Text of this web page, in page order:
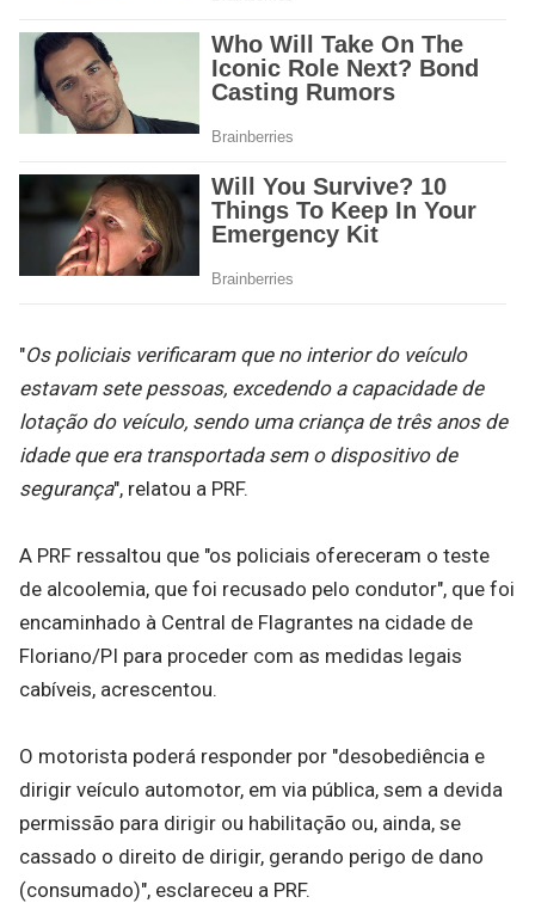
"Os policiais verificaram que no interior do veículo
estavam sete pessoas, excedendo a capacidade de
lotação do veículo, sendo uma criança de três anos de
idade que era transportada sem o dispositivo de
segurança", relatou a PRF.
A PRF ressaltou que "os policiais ofereceram o teste
de alcoolemia, que foi recusado pelo condutor", que foi
encaminhado à Central de Flagrantes na cidade de
Floriano/PI para proceder com as medidas legais
cabíveis, acrescentou.
O motorista poderá responder por "desobediência e
dirigir veículo automotor, em via pública, sem a devida
permissão para dirigir ou habilitação ou, ainda, se
cassado o direito de dirigir, gerando perigo de dano
(consumado)", esclareceu a PRF.